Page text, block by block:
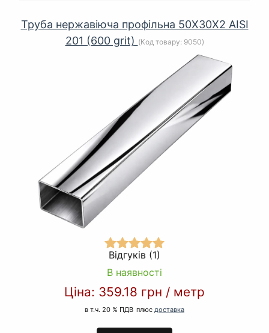
Труба нержавіюча профільна 50Х30Х2 AISI
201 (600 grit) (Код товару: 9050)
Відгуків (1)
В наявності
Ціна: 359.18 грн / метр
в т.ч. 20 % ПДВ плюс доставка